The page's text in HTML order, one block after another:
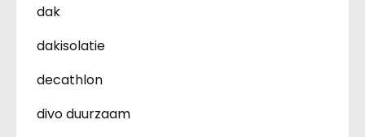
dak
dakisolatie
decathlon
divo duurzaam